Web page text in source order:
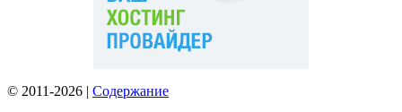
© 2011-2026 | Содержание